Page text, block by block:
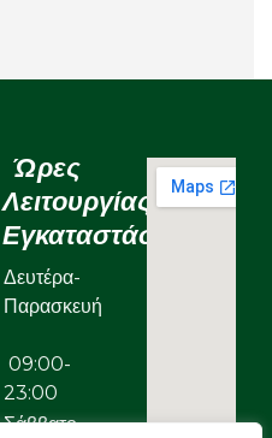
Ώρες
Λειτουργίας
Εγκαταστάσεων
Δευτέρα-
Παρασκευή
09:00-
23:00
Σάββατο